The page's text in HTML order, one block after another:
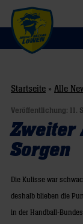
Startseite » Alle
Veröffentlichung:
Zweiter
Sorgen
Die Kulisse war
deshalb blieben die
in der Handball-